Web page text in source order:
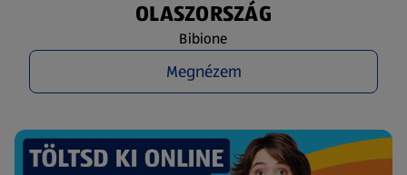
OLASZORSZÁG
Bibione
Megnézem